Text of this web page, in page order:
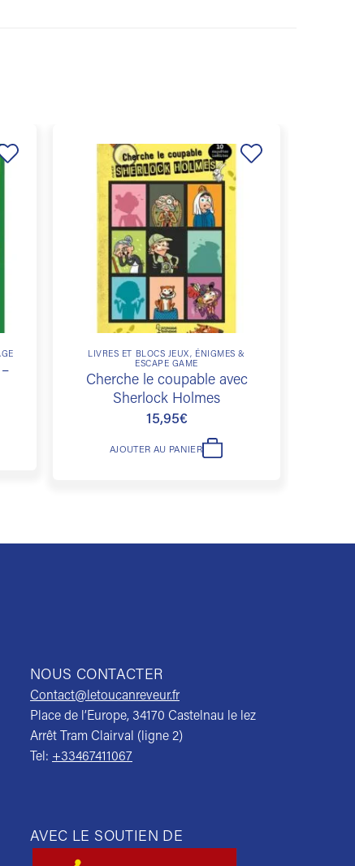
LIVRES ET BLOCS JEUX, ÉNIGMES &
ESCAPE GAME
Cherche le coupable avec
Sherlock Holmes
15,95€
AJOUTER AU PANIER
NOUS CONTACTER
Contact@letoucanreveur.fr
Place de l’Europe, 34170 Castelnau le lez
Arrêt Tram Clairval (ligne 2)
Tel: +33467411067
AVEC LE SOUTIEN DE